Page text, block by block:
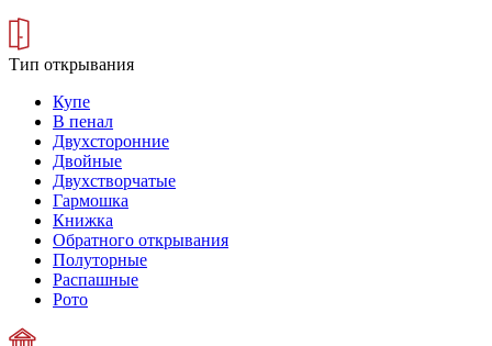
Тип открывания
Купе
В пенал
Двухсторонние
Двойные
Двухстворчатые
Гармошка
Книжка
Обратного открывания
Полуторные
Распашные
Рото